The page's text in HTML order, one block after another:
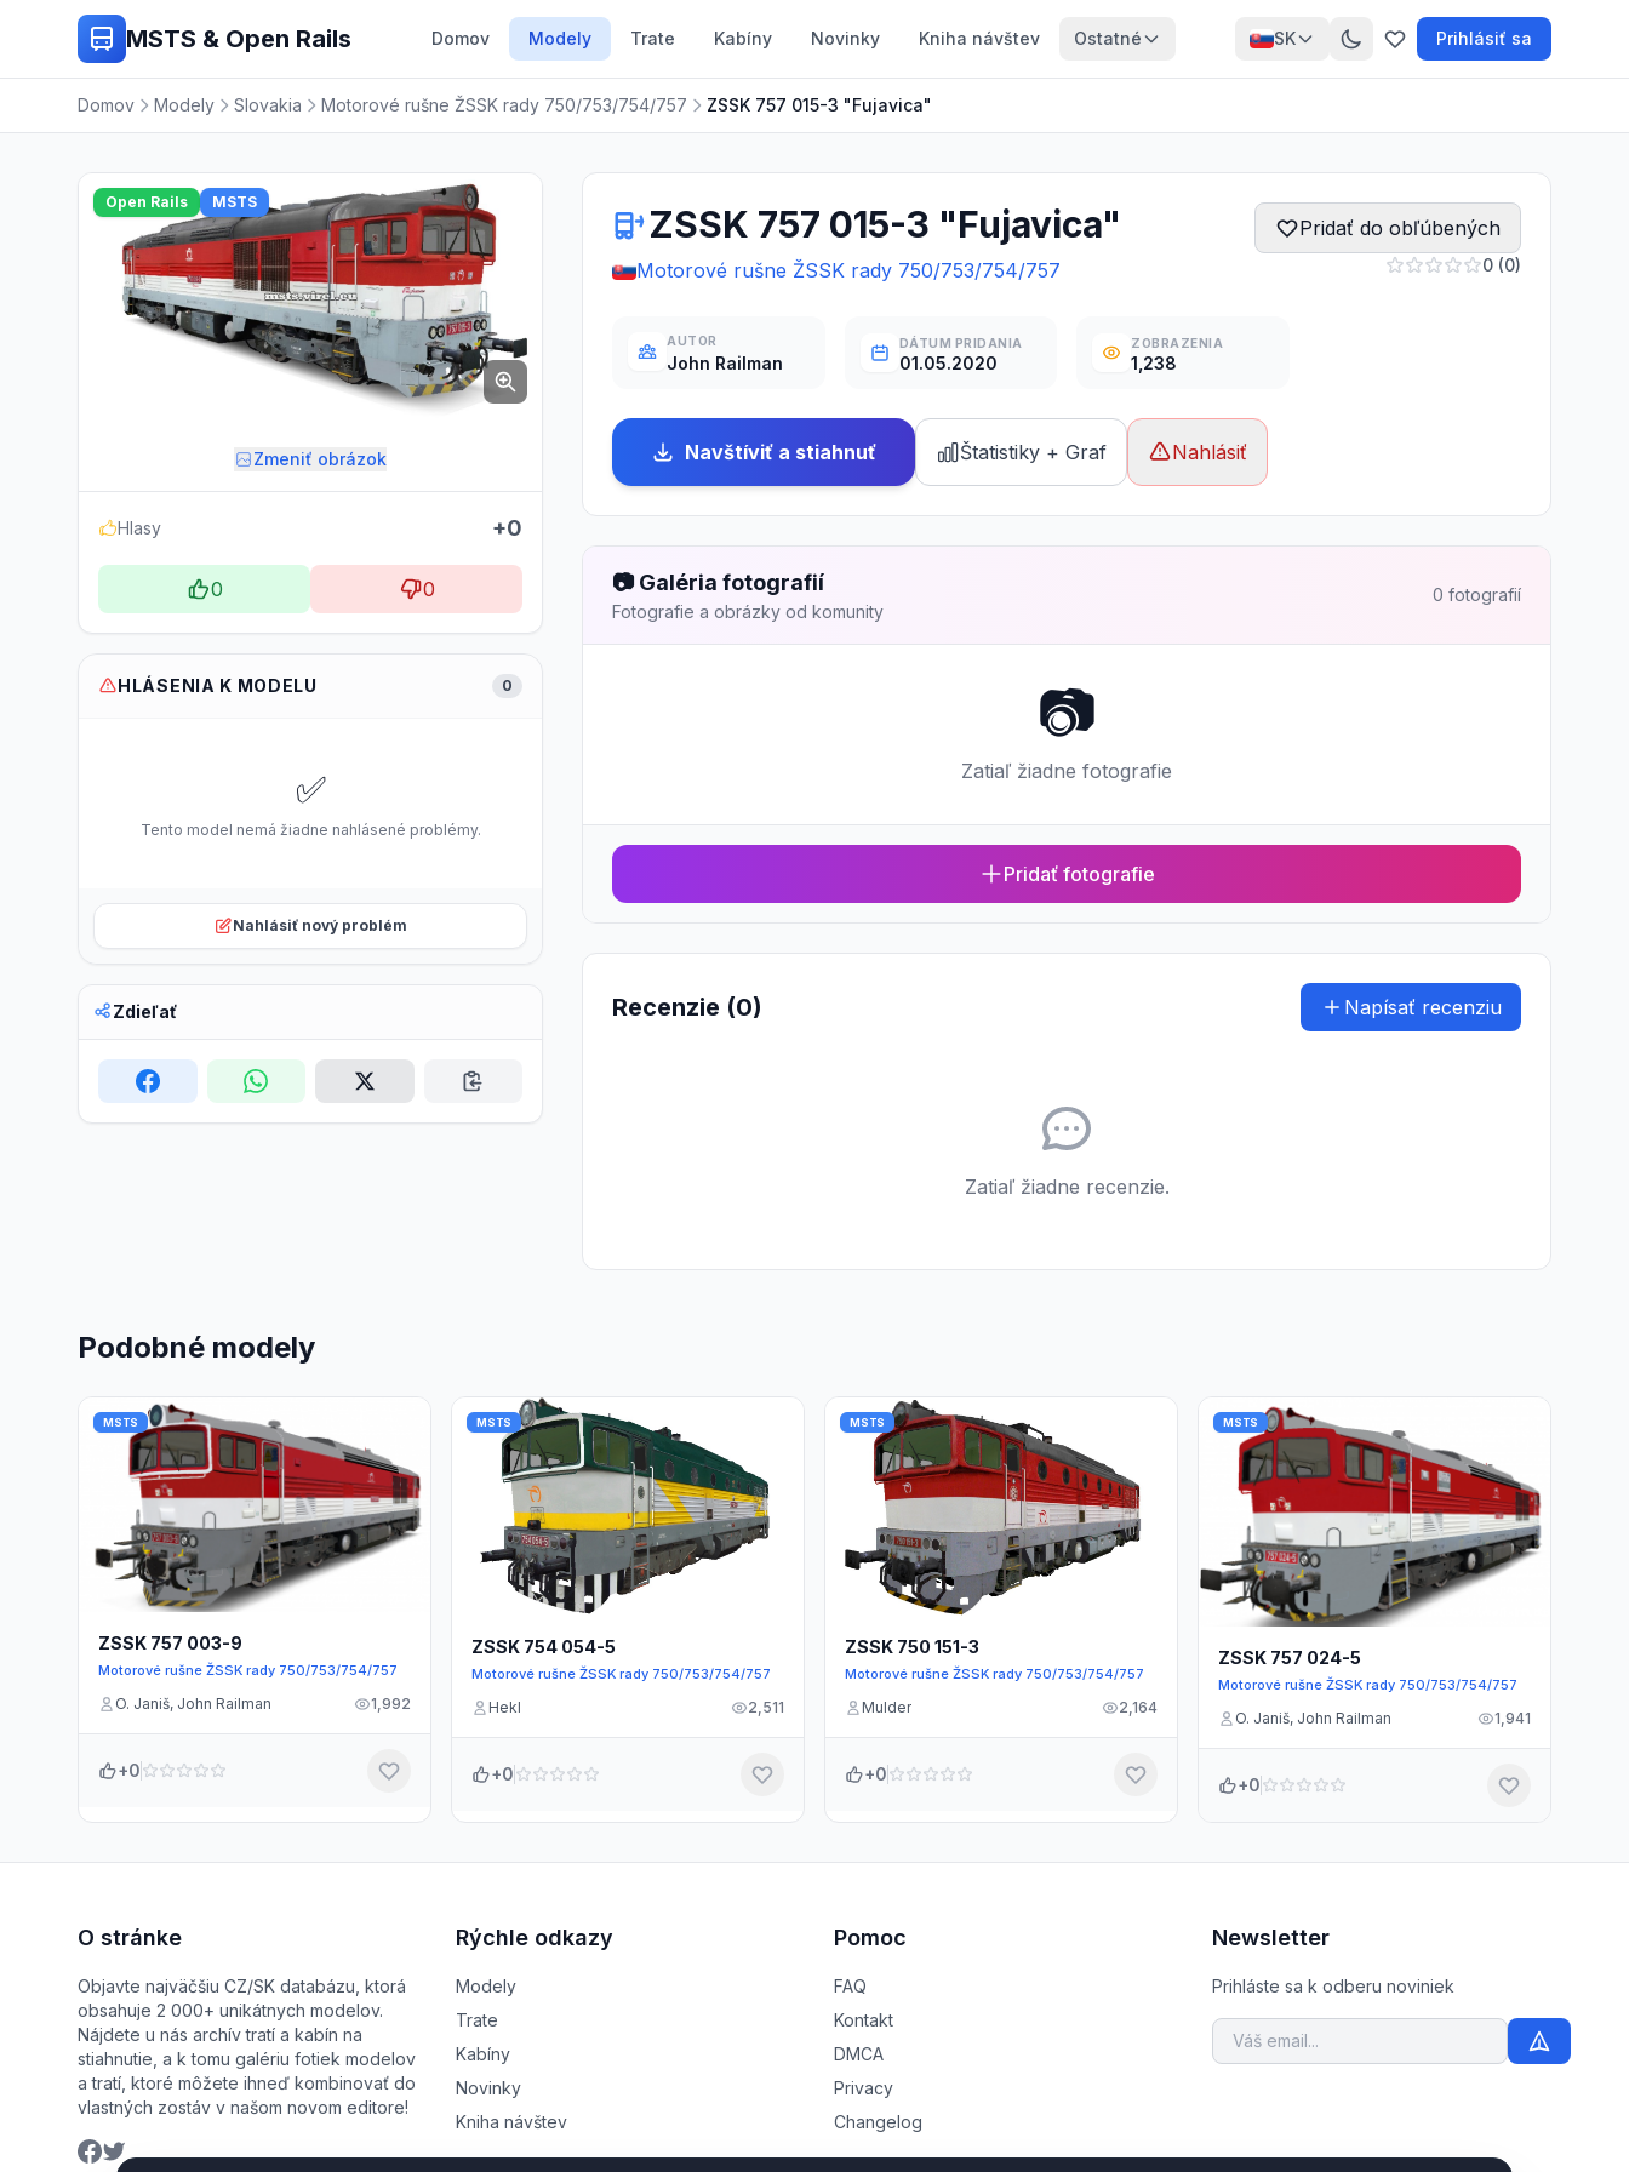
MSTS & Open Rails Domov Modely Trate Kabíny Novinky Kniha návštev Ostatné SK Prihlásiť sa
Domov Modely Slovakia Motorové rušne ŽSSK rady 750/753/754/757 ZSSK 757 015-3 "Fujavica"
Open Rails MSTS
Zmeniť obrázok
Hlasy +0
0 0
HLÁSENIA K MODELU 0
✅
Tento model nemá žiadne nahlásené problémy.
Nahlásiť nový problém
Zdieľať
ZSSK 757 015-3 "Fujavica"
Motorové rušne ŽSSK rady 750/753/754/757
Pridať do obľúbených
0 (0)
AUTOR
John Railman
DÁTUM PRIDANIA
01.05.2020
ZOBRAZENIA
1,238
Navštíviť a stiahnuť Štatistiky + Graf Nahlásiť
📷 Galéria fotografií
Fotografie a obrázky od komunity
0 fotografií
📷
Zatiaľ žiadne fotografie
Pridať fotografie
Recenzie (0) Napísať recenziu
Zatiaľ žiadne recenzie.
Podobné modely
MSTS
ZSSK 757 003-9
Motorové rušne ŽSSK rady 750/753/754/757
O. Janiš, John Railman 1,992
+0
MSTS
ZSSK 754 054-5
Motorové rušne ŽSSK rady 750/753/754/757
Hekl 2,511
+0
MSTS
ZSSK 750 151-3
Motorové rušne ŽSSK rady 750/753/754/757
Mulder 2,164
+0
MSTS
ZSSK 757 024-5
Motorové rušne ŽSSK rady 750/753/754/757
O. Janiš, John Railman 1,941
+0
O stránke
Objavte najväčšiu CZ/SK databázu, ktorá
obsahuje 2 000+ unikátnych modelov.
Nájdete u nás archív tratí a kabín na
stiahnutie, a k tomu galériu fotiek modelov
a tratí, ktoré môžete ihneď kombinovať do
vlastných zostáv v našom novom editore!
Rýchle odkazy
Modely
Trate
Kabíny
Novinky
Kniha návštev
Pomoc
FAQ
Kontakt
DMCA
Privacy
Changelog
Newsletter
Prihláste sa k odberu noviniek